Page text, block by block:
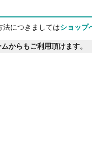
法につきましてはショップ
からもご利用頂けます。